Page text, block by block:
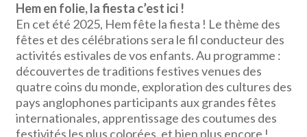
Hem en folie, la fiesta c’est ici !
En cet été 2025, Hem fête la fiesta ! Le thème des
fêtes et des célébrations sera le fil conducteur des
activités estivales de vos enfants. Au programme :
découvertes de traditions festives venues des
quatre coins du monde, exploration des cultures des
pays anglophones participants aux grandes fêtes
internationales, apprentissage des coutumes des
festivités les plus colorées, et bien plus encore !